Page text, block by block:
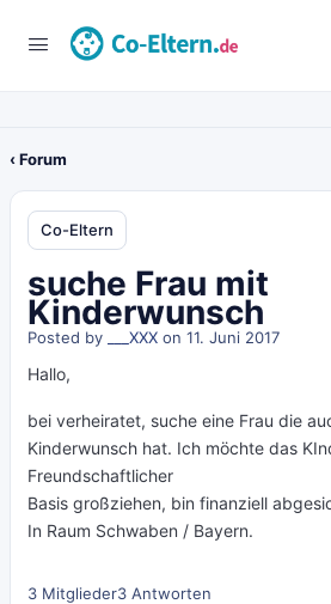
‹ Forum
Co-Eltern
suche Frau mit
Kinderwunsch
Posted by ___XXX on 11. Juni 2017
Hallo,
bei verheiratet, suche eine Frau die
Kinderwunsch hat. Ich möchte das
Freundschaftlicher
Basis großziehen, bin finanziell
In Raum Schwaben / Bayern.
3 Mitglieder3 Antworten